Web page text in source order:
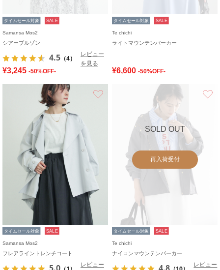
タイムセール対象 SALE
Samansa Mos2
シアーブルゾン
4.5 （4）
レビュー
を見る
¥3,245 -50%OFF-
タイムセール対象 SALE
Te chichi
ライトマウンテンパーカー
¥6,600 -50%OFF-
タイムセール対象 SALE
Samansa Mos2
フレアライントレンチコート
レビュー
SOLD OUT
再入荷受付
タイムセール対象 SALE
Te chichi
ナイロンマウンテンパーカー
レビュー